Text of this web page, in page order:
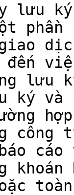
lưu
đến
lưu
ký và
công
báo